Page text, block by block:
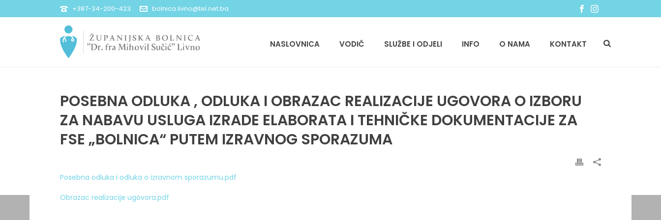
+387-34-200-423 bolnica.livno@tel.net.ba
NASLOVNICA VODIČ SLUŽBE I ODJELI INFO O NAMA KONTAKT
POSEBNA ODLUKA , ODLUKA I OBRAZAC REALIZACIJE UGOVORA O IZBORU
ZA NABAVU USLUGA IZRADE ELABORATA I TEHNIČKE DOKUMENTACIJE ZA
FSE „BOLNICA“ PUTEM IZRAVNOG SPORAZUMA
Posebna odluka i odluka o izravnom sporazumu.pdf
Obrazac realizacije ugovora.pdf